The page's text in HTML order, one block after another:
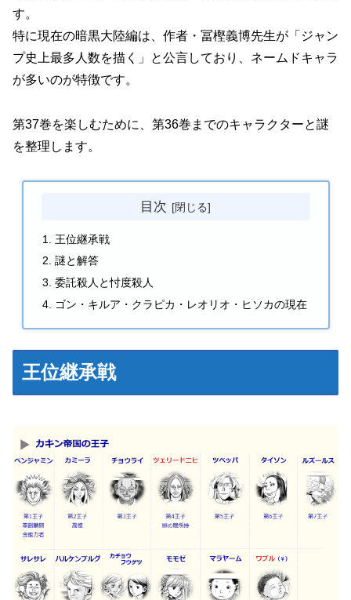
す。
特に現在の暗黒大陸編は、作者・冨樫義博先生が「ジャン
プ史上最多人数を描く」と公言しており、ネームドキャラ
が多いのが特徴です。
第37巻を楽しむために、第36巻までのキャラクターと謎
を整理します。
目次
王位継承戦
謎と解答
委託殺人と忖度殺人
ゴン・キルア・クラピカ・レオリオ・ヒソカの現在
王位継承戦